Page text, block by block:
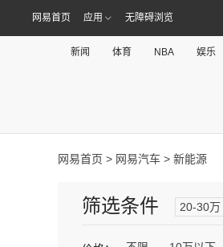
网易首页 应用 无障碍浏览
新闻 体育 NBA 娱乐
网易首页 > 网易汽车 > 新能源
筛选条件 20-30万